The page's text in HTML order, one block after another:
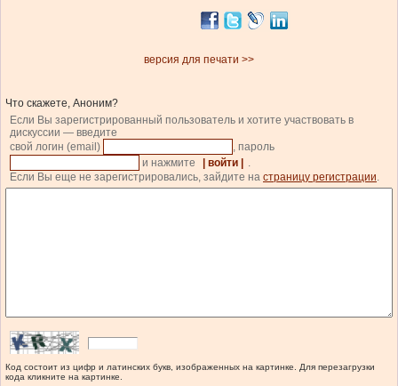
версия для печати >>
Что скажете, Аноним?
Если Вы зарегистрированный пользователь и хотите участвовать в
дискуссии — введите
свой логин (email)
, пароль
и нажмите
| войти |
.
Если Вы еще не зарегистрировались, зайдите на страницу регистрации.
Код состоит из цифр и латинских букв, изображенных на картинке. Для перезагрузки
кода кликните на картинке.